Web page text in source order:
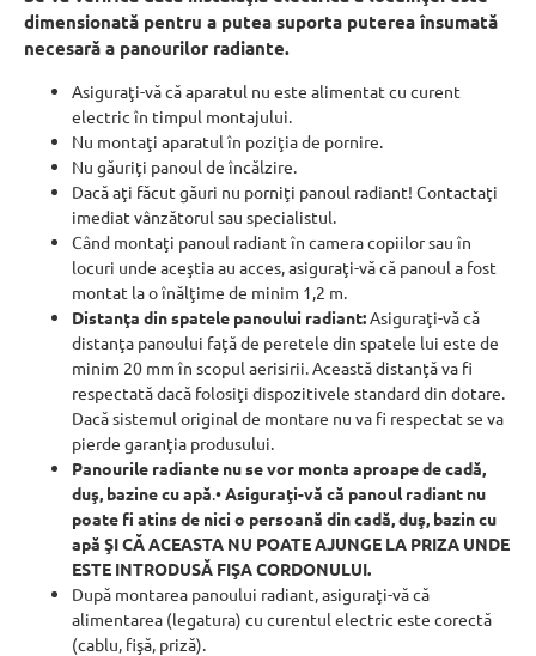
dimensionată pentru a putea suporta puterea însumată
necesară a panourilor radiante.
Asiguraţi-vă că aparatul nu este alimentat cu curent
electric în timpul montajului.
Nu montaţi aparatul în poziţia de pornire.
Nu găuriţi panoul de încălzire.
Dacă aţi făcut găuri nu porniţi panoul radiant! Contactaţi
imediat vânzătorul sau specialistul.
Când montaţi panoul radiant în camera copiilor sau în
locuri unde aceştia au acces, asiguraţi-vă că panoul a fost
montat la o înălţime de minim 1,2 m.
Distanţa din spatele panoului radiant:Asiguraţi-vă că
distanţa panoului faţă de peretele din spatele lui este de
minim 20 mm în scopul aerisirii. Această distanţă va fi
respectată dacă folosiţi dispozitivele standard din dotare.
Dacă sistemul original de montare nu va fi respectat se va
pierde garanţia produsului.
Panourile radiante nu se vor monta aproape de cadă,
duş, bazine cu apă.•Asiguraţi-vă că panoul radiant nu
poate fi atins de nici o persoană din cadă, duş, bazin cu
apă ŞI CĂ ACEASTA NU POATE AJUNGE LA PRIZA UNDE
ESTE INTRODUSĂ FIŞA CORDONULUI.
După montarea panoului radiant, asiguraţi-vă că
alimentarea (legatura) cu curentul electric este corectă
(cablu, fişă, priză).